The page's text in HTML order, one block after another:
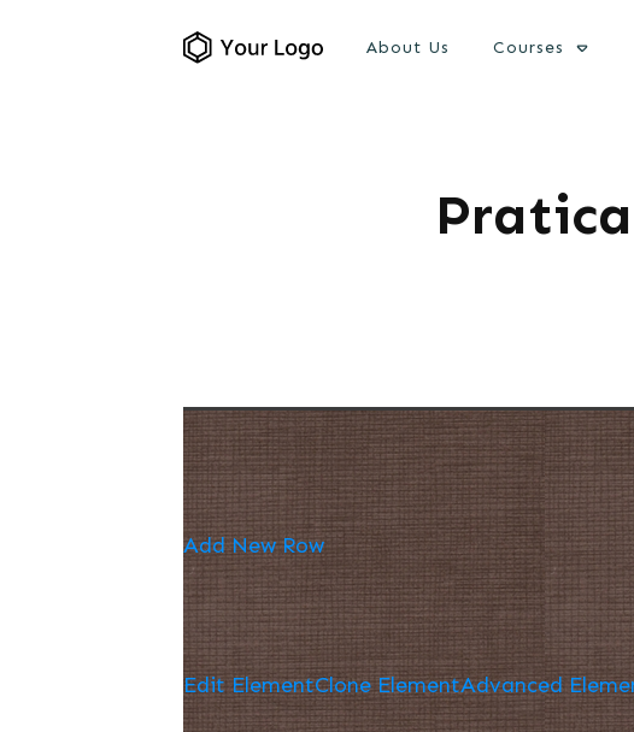
About Us Courses
Add New Row
Edit ElementClone ElementAdvanced